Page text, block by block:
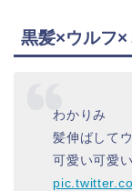
黒髪×ウルフ
わかりみ
髪伸ばして
可愛い可愛